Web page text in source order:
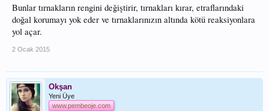
Bunlar tırnakların rengini değiştirir, tırnakları kırar, etraflarındaki
doğal korumayı yok eder ve tırnaklarınızın altında kötü reaksiyonlara
yol açar.
2 Ocak 2015
Okşan
Yeni Üye
www.pembeoje.com